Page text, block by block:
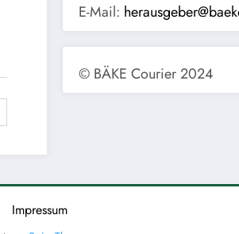
E-Mail:
© BÄKE Courier 2024
Impressum